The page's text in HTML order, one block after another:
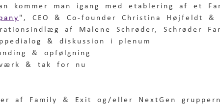
kommer man igang med etablering af et
", CEO & Co-founder Christina Højfeldt &
af Malene Schrøder, Schrøder
& diskussion i plenum
& opfølgning
& tak for nu
af Family & Exit og/eller NextGen